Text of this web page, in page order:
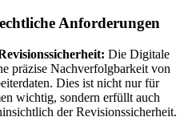
Anforderungen
Die Digitale
präzise Nachverfolgbarkeit von
Dies ist nicht nur für
wichtig, sondern erfüllt auch
der Revisionssicherheit.